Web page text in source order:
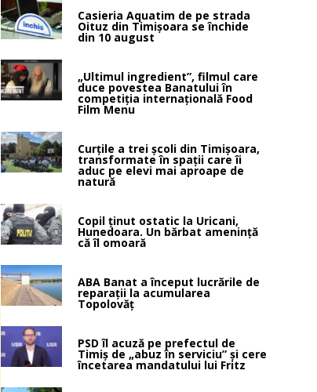
Casieria Aquatim de pe strada
Oituz din Timișoara se închide
din 10 august
„Ultimul ingredient”, filmul care
duce povestea Banatului în
competiția internațională Food
Film Menu
Curțile a trei școli din Timișoara,
transformate în spații care îi
aduc pe elevi mai aproape de
natură
Copil ținut ostatic la Uricani,
Hunedoara. Un bărbat amenință
că îl omoară
ABA Banat a început lucrările de
reparații la acumularea
Topolovăț
PSD îl acuză pe prefectul de
Timiș de „abuz în serviciu” și cere
încetarea mandatului lui Fritz